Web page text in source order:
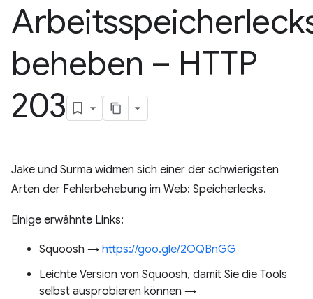
beheben – HTTP
203
Jake und Surma widmen sich einer der schwierigsten
Arten der Fehlerbehebung im Web: Speicherlecks.
Einige erwähnte Links:
Squoosh → https://goo.gle/2OQBnGG
Leichte Version von Squoosh, damit Sie die Tools
selbst ausprobieren können →